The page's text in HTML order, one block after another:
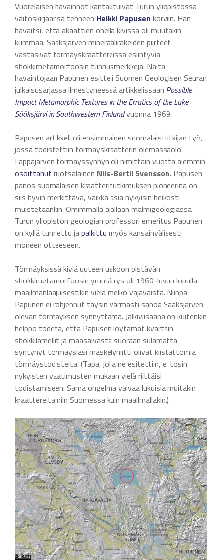
Vuorelaisen havainnot kantautuivat Turun yliopistossa
väitöskirjaansa tehneen Heikki Papusen korviin. Hän
havaitsi, että akaattien ohella kivissä oli muutakin
kummaa: Sääksjärven mineraalirakeiden piirteet
vastasivat törmäyskraattereissa esiintyviä
shokkimetamorfoosin tunnusmerkkejä. Näitä
havaintojaan Papunen esitteli Suomen Geologisen Seuran
julkaisusarjassa ilmestyneessä artikkelissaan Possible
Impact Metamorphic Textures in the Erratics of the Lake
Sääksjärvi in Southwestern Finlandvuonna 1969.
Papusen artikkeli oli ensimmäinen suomalaistutkijan työ,
jossa todistettiin törmäyskraatterin olemassaolo.
Lappajärven törmäyssynnyn oli nimittäin vuotta aiemmin
osoittanut ruotsalainen Nils-Bertil Svensson. Papusen
panos suomalaisen kraatteritutkimuksen pioneerina on
siis hyvin merkittävä, vaikka asia nykyisin heikosti
muistetaankin. Omimmalla alallaan malmigeologiassa
Turun yliopiston geologian professori emeritus Papunen
on kyllä tunnettu japalkittu myös kansainvälisesti
moneen otteeseen.
Törmäyksissä kiviä uuteen uskoon pistävän
shokkimetamorfoosin ymmärrys oli 1960-luvun lopulla
maailmanlaajuisestikin vielä melko vajavaista. Niinpä
Papunen ei rohjennut täysin varmasti sanoa Sääksjärven
olevan törmäyksen synnyttämä. Jälkiviisaana on kuitenkin
helppo todeta, että Papusen löytämät kvartsin
shokkilamellit ja maasälvästä suoraan sulamatta
syntynyt törmäyslasi maskelyniitti olivat kiistattomia
törmäystodisteita. (Tapa, jolla ne esitettiin, ei tosin
nykyisten vaatimusten mukaan vielä riittäisi
todistamiseen. Sama ongelma vaivaa lukuisia muitakin
kraattereita niin Suomessa kuin maailmallakin.)